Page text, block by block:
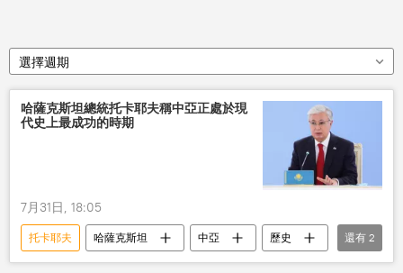
選擇週期
哈薩克斯坦總統托卡耶夫稱中亞正處於現
代史上最成功的時期
7月31日, 18:05
托卡耶夫 哈薩克斯坦 中亞
歷史
成功
階段
還有 2